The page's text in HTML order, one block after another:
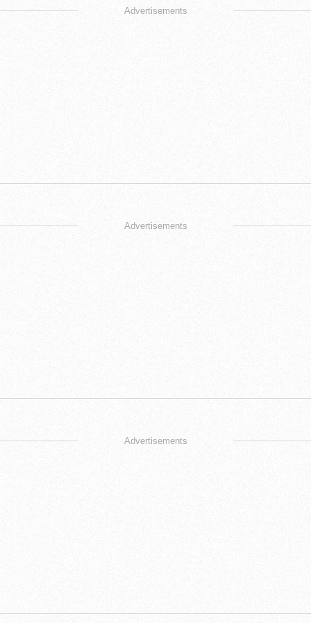
Advertisements
Advertisements
Advertisements